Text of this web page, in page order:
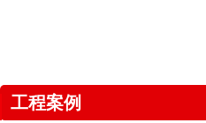
工程案例